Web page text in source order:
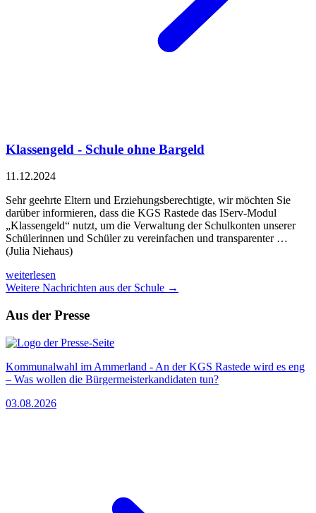
Klassengeld - Schule ohne Bargeld
11.12.2024
Sehr geehrte Eltern und Erziehungsberechtigte, wir möchten Sie
darüber informieren, dass die KGS Rastede das IServ-Modul
„Klassengeld“ nutzt, um die Verwaltung der Schulkonten unserer
Schülerinnen und Schüler zu vereinfachen und transparenter …
(Julia Niehaus)
weiterlesen
Weitere Nachrichten aus der Schule →
Aus der Presse
Kommunalwahl im Ammerland - An der KGS Rastede wird es eng
– Was wollen die Bürgermeisterkandidaten tun?
03.08.2026